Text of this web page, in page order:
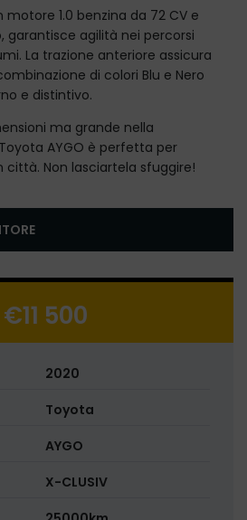
1.0 benzina da 72 CV e
agilità nei percorsi
La trazione anteriore assicura
di colori Blu e Nero
e distintivo.
ma grande nella
AYGO è perfetta per
città. Non lasciartela sfuggire!
€11 500
2020
Toyota
AYGO
X-CLUSIV